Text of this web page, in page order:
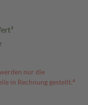
nur die
in Rechnung gestellt.⁴